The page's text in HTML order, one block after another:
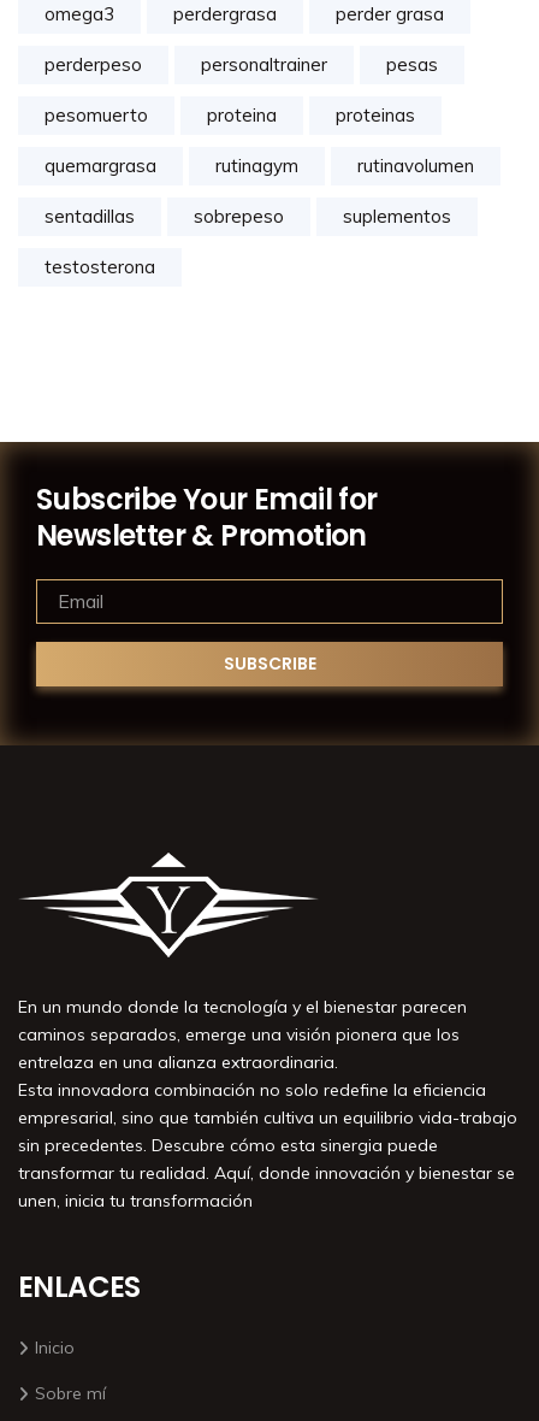
omega3 perdergrasa perder grasa
perderpeso personaltrainer pesas
pesomuerto proteina proteinas
quemargrasa rutinagym rutinavolumen
sentadillas sobrepeso suplementos
testosterona
Subscribe Your Email for
Newsletter & Promotion
En un mundo donde la tecnología y el bienestar parecen
caminos separados, emerge una visión pionera que los
entrelaza en una alianza extraordinaria.
Esta innovadora combinación no solo redefine la eficiencia
empresarial, sino que también cultiva un equilibrio vida-trabajo
sin precedentes. Descubre cómo esta sinergia puede
transformar tu realidad. Aquí, donde innovación y bienestar se
unen, inicia tu transformación
ENLACES
Inicio
Sobre mí